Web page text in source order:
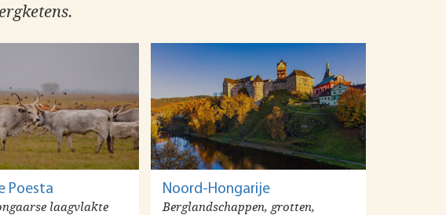
Poesta
laagvlakte
Noord-Hongarije
Berglandschappen, grotten,